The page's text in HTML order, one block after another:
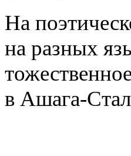
На
на разных
в Ашага-